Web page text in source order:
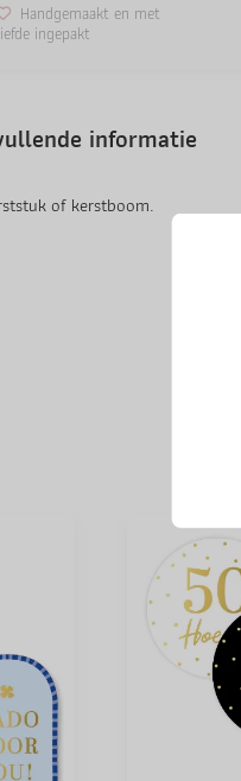
Handgemaakt en met
ingepakt
informatie
of kerstboom.